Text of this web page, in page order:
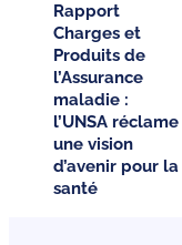
Rapport
Charges et
Produits de
l’Assurance
maladie :
l’UNSA réclame
une vision
d’avenir pour la
santé